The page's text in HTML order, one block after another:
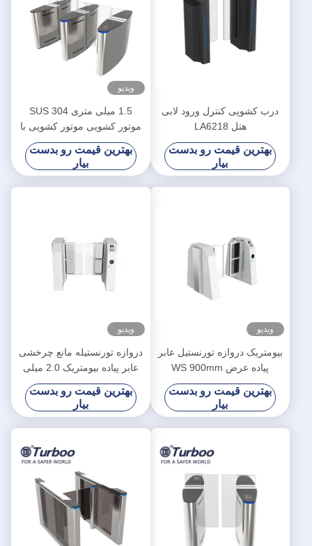
درب کشویی کنترل ورود لابی
هتل LA6218
بهترین قیمت رو بدست
بیار
ویدیو
1.5 میلی متری SUS 304
موتور کشویی موتور کشویی با
بهترین قیمت رو بدست
بیار
ویدیو
بیومتریک دروازه تورنستیل عابر
پیاده عرض WS 900mm
RS485
بهترین قیمت رو بدست
بیار
ویدیو
دروازه تورنستیله مانع چرخشی
عابر پیاده بیومتریک 2.0 میلی
متری فولاد غلتکی سرد داخلی
بهترین قیمت رو بدست
بیار